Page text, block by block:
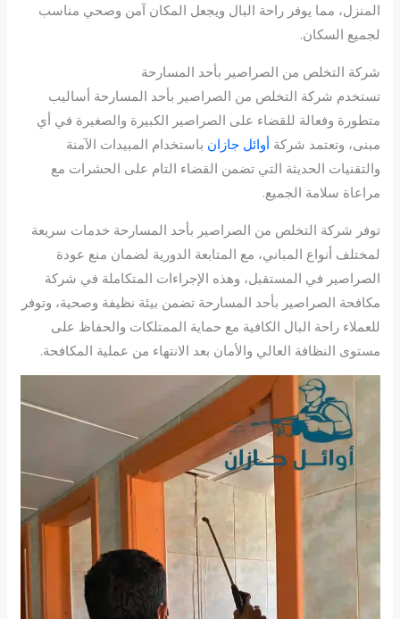
المنزل، مما يوفر راحة البال ويجعل المكان آمن وصحي مناسب
لجميع السكان.
شركة التخلص من الصراصير بأحد المسارحة
تستخدم شركة التخلص من الصراصير بأحد المسارحة أساليب
متطورة وفعالة للقضاء على الصراصير الكبيرة والصغيرة في أي
مبنى، وتعتمد شركةأوائل جازان باستخدام المبيدات الآمنة
والتقنيات الحديثة التي تضمن القضاء التام على الحشرات مع
مراعاة سلامة الجميع.
توفر شركة التخلص من الصراصير بأحد المسارحة خدمات سريعة
لمختلف أنواع المباني، مع المتابعة الدورية لضمان منع عودة
الصراصير في المستقبل، وهذه الإجراءات المتكاملة في شركة
مكافحة الصراصير بأحد المسارحة تضمن بيئة نظيفة وصحية، وتوفر
للعملاء راحة البال الكافية مع حماية الممتلكات والحفاظ على
مستوى النظافة العالي والأمان بعد الانتهاء من عملية المكافحة.